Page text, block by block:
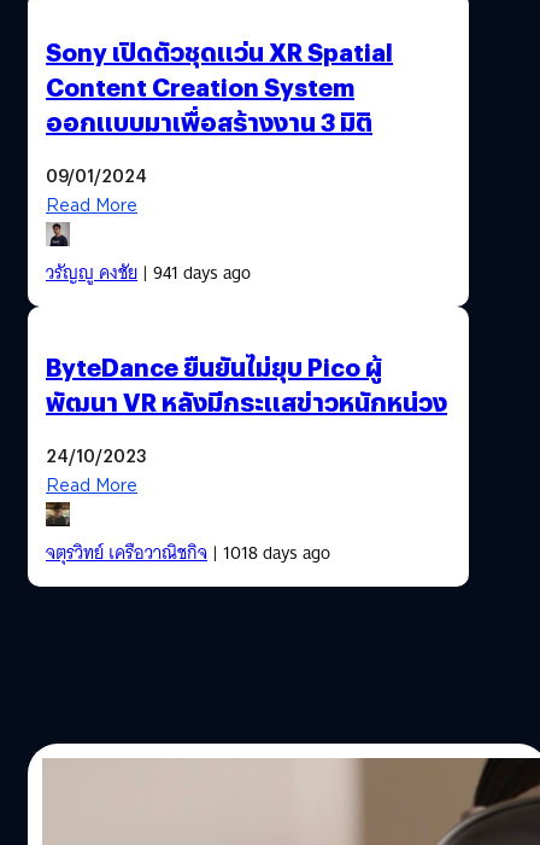
Sony เปิดตัวชุดแว่น XR Spatial
Content Creation System
ออกแบบมาเพื่อสร้างงาน 3 มิติ
09/01/2024
Read More
วรัญญู คงชัย| 941 days ago
ByteDance ยืนยันไม่ยุบ Pico ผู้
พัฒนา VR หลังมีกระแสข่าวหนักหน่วง
24/10/2023
Read More
จตุรวิทย์ เครือวาณิชกิจ| 1018 days ago
เทคโนโลยีแว่น Apple Vision Pro จะกลายเป็น